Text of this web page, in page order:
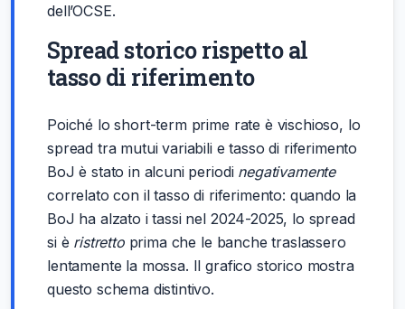
dell’OCSE.
Spread storico rispetto al
tasso di riferimento
Poiché lo short-term prime rate è vischioso, lo
spread tra mutui variabili e tasso di riferimento
BoJ è stato in alcuni periodi negativamente
correlato con il tasso di riferimento: quando la
BoJ ha alzato i tassi nel 2024-2025, lo spread
si è ristrettoprima che le banche traslassero
lentamente la mossa. Il grafico storico mostra
questo schema distintivo.